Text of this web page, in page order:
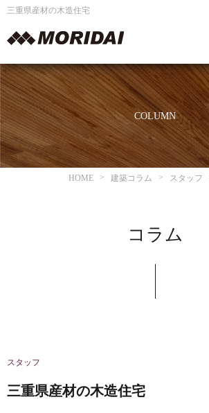
三重県産材の木造住宅
COLUMN
HOME 建築コラム スタッフ
コラム
スタッフ
三重県産材の木造住宅